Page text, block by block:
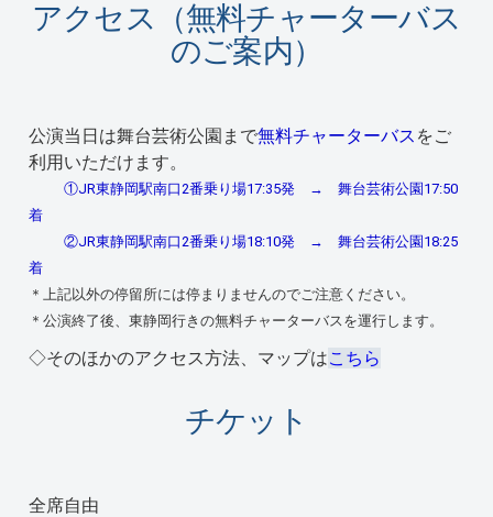
アクセス（無料チャーターバス
のご案内）
公演当日は舞台芸術公園まで無料チャーターバス をご
利用いただけます。
①JR東静岡駅南口2番乗り場17:35発 → 舞台芸術公園17:50
着
②JR東静岡駅南口2番乗り場18:10発 → 舞台芸術公園18:25
着
＊上記以外の停留所には停まりませんのでご注意ください。
＊公演終了後、東静岡行きの無料チャーターバスを運行します。
◇そのほかのアクセス方法、マップはこちら
チケット
全席自由